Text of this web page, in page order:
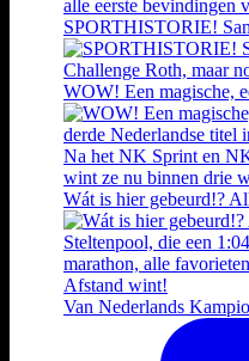
SPORTHISTORIE!
WOW! Een magische,
Wát is hier gebeurd!?
Van Nederlands